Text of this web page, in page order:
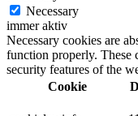
Necessary
immer aktiv
Necessary cookies are
function properly. These
security features of the
Cookie